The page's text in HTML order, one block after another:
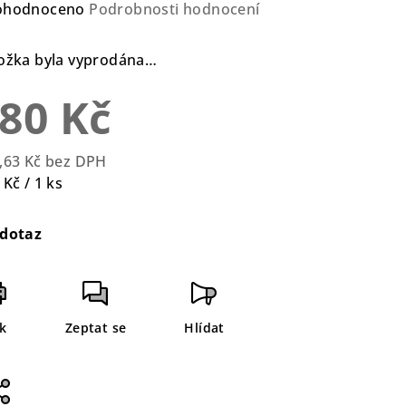
Podrobnosti hodnocení
byla vyprodána…
Kč
Kč bez DPH
/ 1 ks
Zeptat se Hlídat